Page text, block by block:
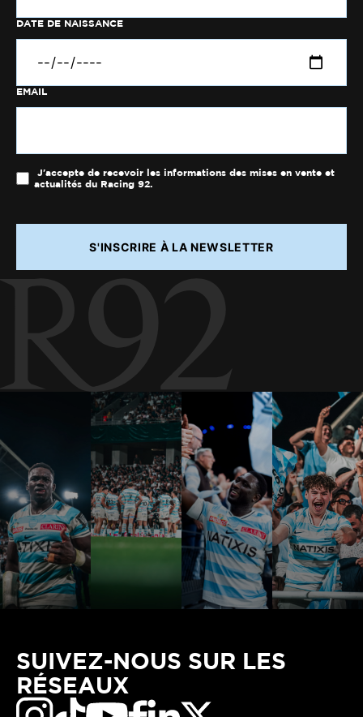
DATE DE NAISSANCE
EMAIL
J'accepte de recevoir les informations des mises en vente et
actualités du Racing 92.
S'INSCRIRE À LA NEWSLETTER
SUIVEZ-NOUS SUR LES
RÉSEAUX